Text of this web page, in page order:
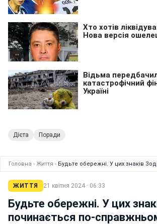
Дієта Поради
Головна › Життя › Будьте обережні. У цих знаків
ЖИТТЯ 21 квітня 2024 · 06:33
Будьте обережні. У цих
починається по-